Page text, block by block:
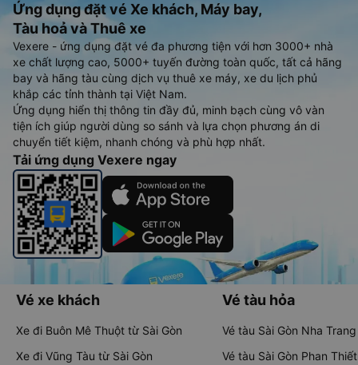
Ứng dụng đặt vé Xe khách, Máy bay,
Tàu hoả và Thuê xe
Vexere - ứng dụng đặt vé đa phương tiện với hơn 3000+ nhà
xe chất lượng cao, 5000+ tuyến đường toàn quốc, tất cả hãng
bay và hãng tàu cùng dịch vụ thuê xe máy, xe du lịch phủ
khắp các tỉnh thành tại Việt Nam.
Ứng dụng hiển thị thông tin đầy đủ, minh bạch cùng vô vàn
tiện ích giúp người dùng so sánh và lựa chọn phương án di
chuyển tiết kiệm, nhanh chóng và phù hợp nhất.
Tải ứng dụng Vexere ngay
Vé xe khách
Xe đi Buôn Mê Thuột từ Sài Gòn
Xe đi Vũng Tàu từ Sài Gòn
Vé tàu hỏa
Vé tàu Sài Gòn Nha Trang
Vé tàu Sài Gòn Phan Thiết